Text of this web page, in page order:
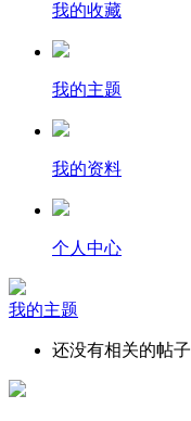
我的收藏
我的主题
我的资料
个人中心
我的主题
还没有相关的帖子